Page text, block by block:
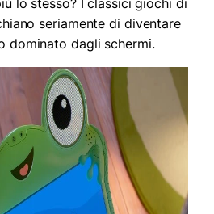
lo stesso? I classici giochi di
seriamente di diventare
dominato dagli schermi.